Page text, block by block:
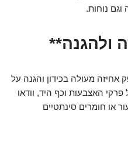
נוחות.
ולהגנה**
מעולה בכידון והגנה על
האצבעות וכף היד, וודאו
או חומרים סינתטיים